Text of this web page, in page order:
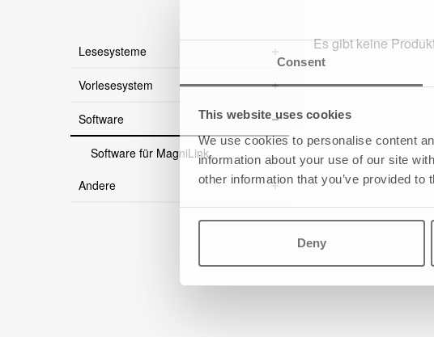
Consent
This website uses cookies
We use cookies to personalise content
information about your use of our site
other information that you’ve provided
Deny
Lesesysteme
Vorlesesystem
Software
Software für MagniLink
Andere
Es gibt keine